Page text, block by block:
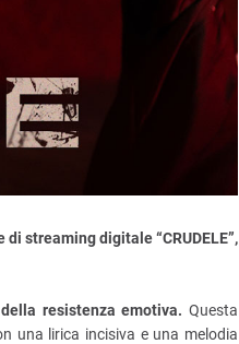
streaming digitale “CRUDELE”,
resistenza emotiva. Questa
una lirica incisiva e una melodia